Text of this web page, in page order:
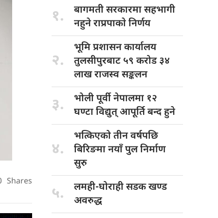
Shares
१. बागमती सरकारमासहभागी
नहुने राप्रपाकाे निर्णय
२.
भूमि प्रशासनकार्यालय
तुलसीपुरबाट ५९ करोड ३४
लाख राजस्व सङ्कलन
३. भोली पूर्वीनेपालमा १२
घण्टा विद्युत् आपूर्ति बन्द हुने
४.
भत्किएको तीनवर्षपछि
बिरिङमा नयाँ पुल निर्माण
सुरु
५. लमही-घोराही सडकखण्ड
अवरुद्ध